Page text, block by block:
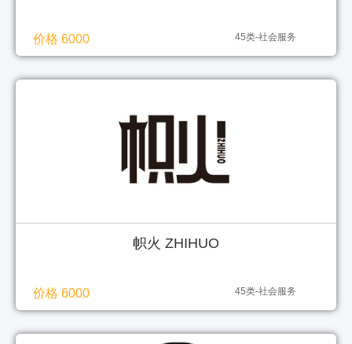
价格 6000 45类-社会服务
帜火 ZHIHUO
价格 6000 45类-社会服务